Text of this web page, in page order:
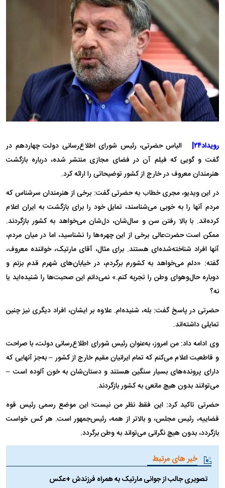
رویداد۲۴|
الیاس حضرتی، رئیس شورای اطلاع‌رسانی دولت چهاردهم در
گفت و گویی که فیلم آن در فضای مجازی منتشر شده، درباره بازگشت
هنرمندان معروف در خارج از کشور توضیحاتی را ارائه کرد.
در این ویدیو، مجری خطاب به حضرتی گفت: برخی از هنرمندان سرشناس که
مردم آنها را به خوبی می‌شناسند، تمایل خود را برای بازگشت به ایران اعلام
کرده‌اند. با بالا رفتن سن و سال‌شان، دل‌شان می‌خواهد به کشور بازگردند.
ممکن است حضرت‌عالی برخی از این چهره‌ها را نشناسید، اما در میان مردم،
آنها افراد شناخته‌شده‌ای هستند. برای مثال، آقای مارتیک، خواننده معروف،
گفته: «دلم می‌خواهد به کشورم برگردم، در خیابان‌های شهرم قدم بزنم و
دوباره حال‌وهوای وطن را تجربه کنم.» نمی‌دانم این صحبت‌ها را شنیده‌اید یا
نه؟
حضرتی در پاسخ گفت: بله، شنیده‌ام. علاوه بر ایشان، افراد دیگری نیز چنین
تمایلی داشته‌اند.
وی ادامه داد: من امروز، به‌عنوان رئیس شورای اطلاع‌رسانی دولت، با صراحت
و قاطعیت اعلام می‌کنم که تمام ایرانیان مقیم خارج از کشور – به‌جز آنهایی که
دارای پرونده‌های بسیار سنگین هستند و دستان‌شان به خون آلوده است –
می‌توانند بدون هیچ مانعی به کشور بازگردند.
حضرتی تاکید کرد: این فقط نظر من نیست؛ این موضع رسمی رئیس قوه
قضاییه، رئیس مجلس، و بالاتر از همه، رئیس‌جمهور است. هر کس خواست
بازگردد، بدون هیچ نگرانی می‌تواند به وطن برگردد.
خبر های مرتبط
تصویری جالب از جوانی مارتیک به همراه فرزندش +عکس